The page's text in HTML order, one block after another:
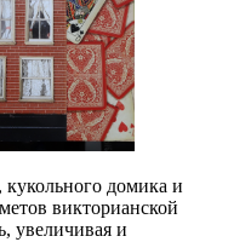
домика и
викторианской
увеличивая и